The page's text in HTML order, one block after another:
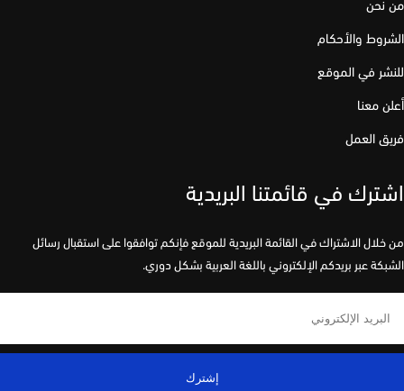
والأحكام
في الموقع
معنا
العمل
في قائمتنا البريدية
الاشتراك في القائمة البريدية للموقع فإنكم توافقوا على استقبال رسائل
عبر بريدكم الإلكتروني باللغة العربية بشكل دوري.
إشترك